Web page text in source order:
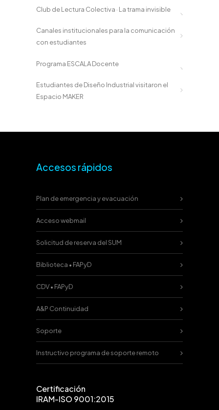
Club de Lectura Colectiva · La trama invisible
Canales institucionales para la comunicación
con estudiantes
Programa ESCALA Docente
Estudiantes de Diseño Industrial visitaron el
Espacio MAKER
Accesos rápidos
Plan de emergencia y evacuación
Acceso webmail
Solicitud de reserva del SUM
Biblioteca • FAPyD
CDV • FAPyD
A&P Continuidad
Soporte
Instructivo programa de soporte remoto
Certificación
IRAM-ISO 9001:2015